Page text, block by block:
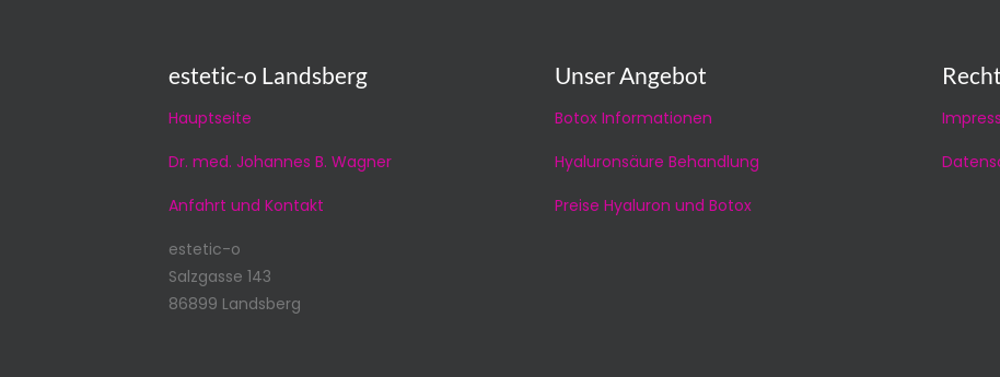
estetic-o Landsberg
Hauptseite
Dr. med. Johannes B. Wagner
Anfahrt und Kontakt
estetic-o
Salzgasse 143
86899 Landsberg
Unser Angebot
Botox Informationen
Hyaluronsäure Behandlung
Preise Hyaluron und Botox